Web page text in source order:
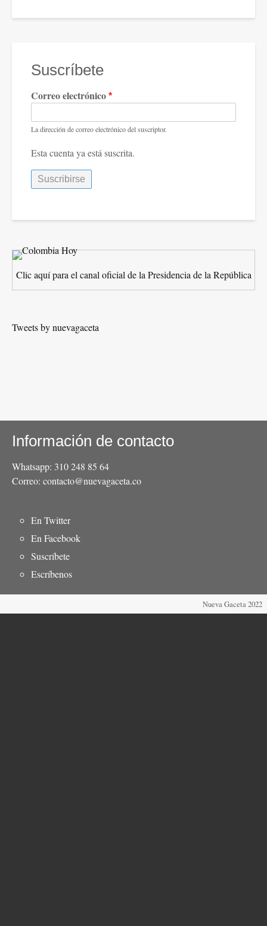
Suscríbete
Correo electrónico
La dirección de correo electrónico del suscriptor.
Esta cuenta ya está suscrita.
Clic aquí para el canal oficial de la Presidencia de la República
Tweets by nuevagaceta
Información de contacto
Whatsapp: 310 248 85 64
Correo: contacto@nuevagaceta.co
Menú
del
pie
En Twitter
En Facebook
Suscríbete
Escríbenos
Nueva Gaceta 2022